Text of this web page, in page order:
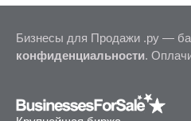
Бизнесы для Продажи .ру —
конфиденциальности.